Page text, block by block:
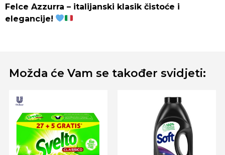
Felce Azzurra – italijanski klasik čistoće i
elegancije!
Možda će Vam se također svidjeti: